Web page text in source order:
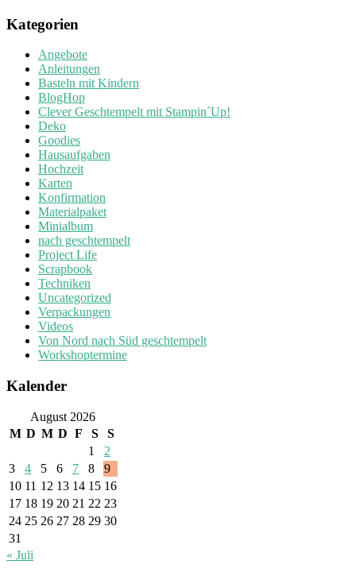
Kategorien
Angebote
Anleitungen
Basteln mit Kindern
BlogHop
Clever Geschtempelt mit Stampin´Up!
Deko
Goodies
Hausaufgaben
Hochzeit
Karten
Konfirmation
Materialpaket
Minialbum
nach geschtempelt
Project Life
Scrapbook
Techniken
Uncategorized
Verpackungen
Videos
Von Nord nach Süd geschtempelt
Workshoptermine
Kalender
August 2026
M D M D F S
S
1
2
3
4 5 6 7 8
9
10 11 12 13 14 15 16
17 18 19 20 21 22 23
24 25 26 27 28 29 30
31
« Juli